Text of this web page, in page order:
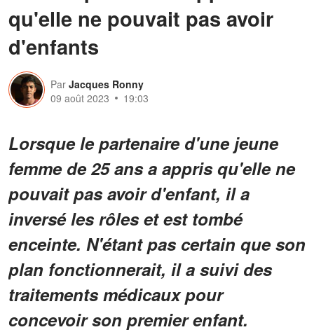
qu'elle ne pouvait pas avoir
d'enfants
Par Jacques Ronny
09 août 2023
19:03
Lorsque le partenaire d'une jeune
femme de 25 ans a appris qu'elle ne
pouvait pas avoir d'enfant, il a
inversé les rôles et est tombé
enceinte. N'étant pas certain que son
plan fonctionnerait, il a suivi des
traitements médicaux pour
concevoir son premier enfant.